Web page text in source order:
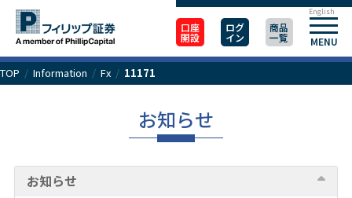
口座
開設
ログ
イン
商品
一覧 MENU
English
TOP / Information / Fx / 11171
お知らせ
お知らせ